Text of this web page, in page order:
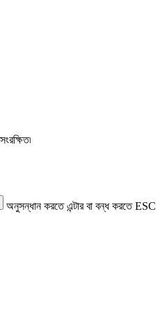
অনুসন্ধান করতে এন্টার বা বন্ধ করতে ESC